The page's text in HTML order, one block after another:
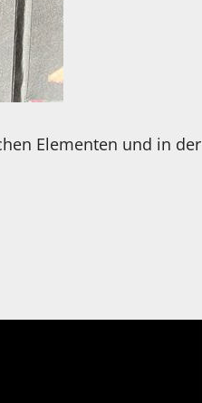
Elementen und in der